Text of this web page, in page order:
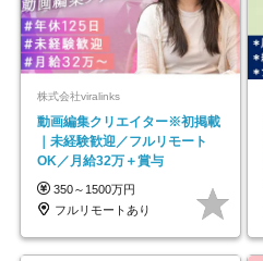
株式会社viralinks
動画編集クリエイター※初掲載
｜未経験歓迎／フルリモート
OK／月給32万＋賞与
350～1500万円
フルリモートあり